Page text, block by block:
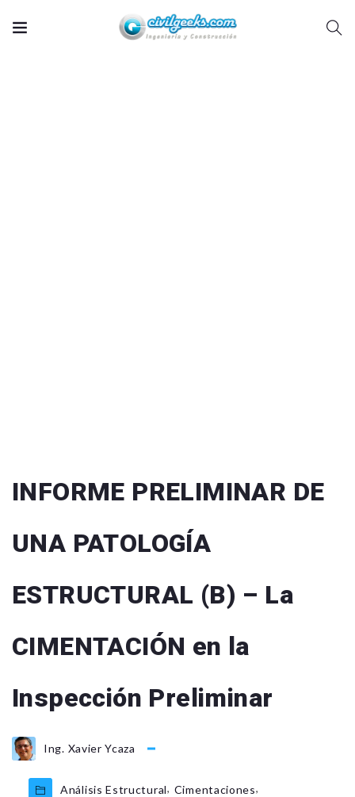
INFORME PRELIMINAR DE
UNA PATOLOGÍA
ESTRUCTURAL (B) – La
CIMENTACIÓN en la
Inspección Preliminar
Ing. Xavier Ycaza
Análisis Estructural, Cimentaciones,